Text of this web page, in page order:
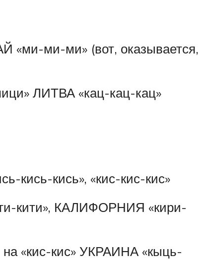
ми-ми» (вот, оказывается,
ЛИТВА «кац-кац-кац»
кись», «кис-кис-кис»
кити», КАЛИФОРНИЯ «кири-
на «кис-кис» УКРАИНА «кыць-